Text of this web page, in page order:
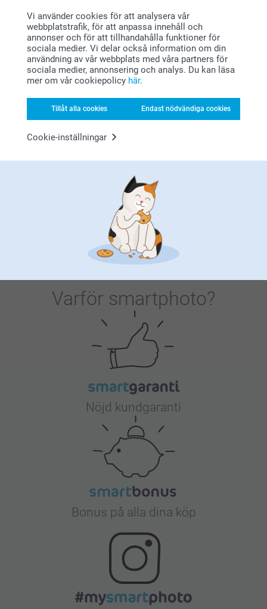
Vi använder cookies för att analysera vår
webbplatstrafik, för att anpassa innehåll och
annonser och för att tillhandahålla funktioner för
sociala medier. Vi delar också information om din
användning av vår webbplats med våra partners för
sociala medier, annonsering och analys. Du kan läsa
mer om vår cookiepolicy här.
Tillåt alla cookies Endast nödvändiga cookies
Cookie-inställningar
Hej
Tack för dina 5 stjärnor och omdöme av
visitkortsklistermärkena. Det gör oss glada att du är
nöjd med resultatet. Tack för att du valt att beställa
hos oss.
Varma hälsningar
johanna, smartphoto
Eva Björn,
2020-11-27
Jättebra och fint
Relaterade produkter
2 varianter
269,00
Fodral till dator & surfplatta
3 varianter
Skrivbordsunderlägg
199,00
(4 omdömen)
Varför smartphoto?
Nöjd kundgaranti
Bonus på alla dina köp